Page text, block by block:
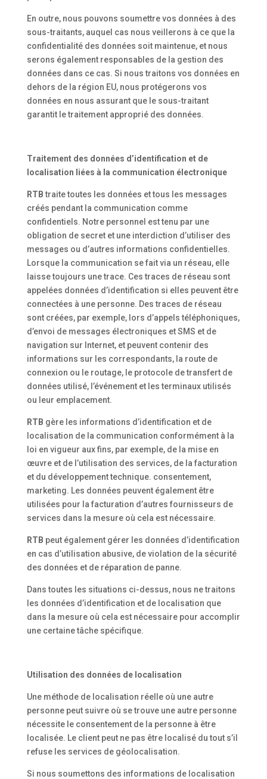
En outre, nous pouvons soumettre vos données à des
sous-traitants, auquel cas nous veillerons à ce que la
confidentialité des données soit maintenue, et nous
serons également responsables de la gestion des
données dans ce cas. Si nous traitons vos données en
dehors de la région EU, nous protégerons vos
données en nous assurant que le sous-traitant
garantit le traitement approprié des données.
Traitement des données d’identification et de
localisation liées à la communication électronique
RTBtraite toutes les données et tous les messages
créés pendant la communication comme
confidentiels. Notre personnel est tenu par une
obligation de secret et une interdiction d’utiliser des
messages ou d’autres informations confidentielles.
Lorsque la communication se fait via un réseau, elle
laisse toujours une trace. Ces traces de réseau sont
appelées données d’identification si elles peuvent être
connectées à une personne. Des traces de réseau
sont créées, par exemple, lors d’appels téléphoniques,
d’envoi de messages électroniques et SMS et de
navigation sur Internet, et peuvent contenir des
informations sur les correspondants, la route de
connexion ou le routage, le protocole de transfert de
données utilisé, l’événement et les terminaux utilisés
ou leur emplacement.
RTB gère les informations d’identification et de
localisation de la communication conformément à la
loi en vigueur aux fins, par exemple, de la mise en
œuvre et de l’utilisation des services, de la facturation
et du développement technique. consentement,
marketing. Les données peuvent également être
utilisées pour la facturation d’autres fournisseurs de
services dans la mesure où cela est nécessaire.
RTB peut également gérer les données d’identification
en cas d’utilisation abusive, de violation de la sécurité
des données et de réparation de panne.
Dans toutes les situations ci-dessus, nous ne traitons
les données d’identification et de localisation que
dans la mesure où cela est nécessaire pour accomplir
une certaine tâche spécifique.
Utilisation des données de localisation
Une méthode de localisation réelle où une autre
personne peut suivre où se trouve une autre personne
nécessite le consentement de la personne à être
localisée. Le client peut ne pas être localisé du tout s’il
refuse les services de géolocalisation.
Si nous soumettons des informations de localisation